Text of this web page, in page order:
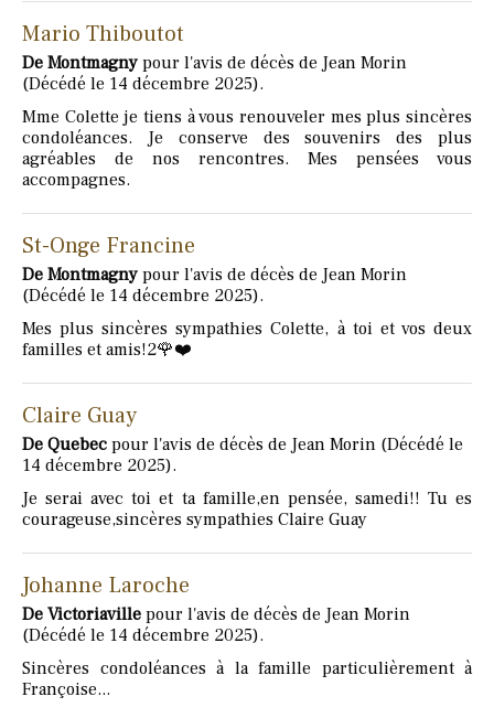
Mario Thiboutot
De Montmagny pour l'avis de décès de Jean Morin
(Décédé le 14 décembre 2025).
Mme Colette je tiens à vous renouveler mes plus sincères
condoléances. Je conserve des souvenirs des plus
agréables de nos rencontres. Mes pensées vous
accompagnes.
St-Onge Francine
De Montmagny pour l'avis de décès de Jean Morin
(Décédé le 14 décembre 2025).
Mes plus sincères sympathies Colette, à toi et vos deux
familles et amis!2🌹❤️
Claire Guay
De Quebec pour l'avis de décès de Jean Morin (Décédé le
14 décembre 2025).
Je serai avec toi et ta famille,en pensée, samedi!! Tu es
courageuse,sincères sympathies Claire Guay
Johanne Laroche
De Victoriaville pour l'avis de décès de Jean Morin
(Décédé le 14 décembre 2025).
Sincères condoléances à la famille particulièrement à
Françoise...